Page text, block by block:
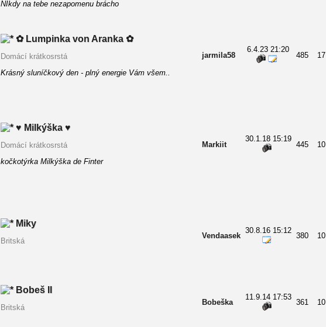
NIkdy na tebe nezapomenu brácho
✿ Lumpinka von Aranka ✿
Domácí krátkosrstá
Krásný sluníčkový den - plný energie Vám všem..
jarmila58
6.4.23 21:20
485 17
♥ Milkýška ♥
Domácí krátkosrstá
kočkotýrka Milkýška de Finter
Markiit
30.1.18 15:19
445 10
Miky
Britská
Vendaasek
30.8.16 15:12
380 10
Bobeš II
Britská
Bobeška
11.9.14 17:53
361 10